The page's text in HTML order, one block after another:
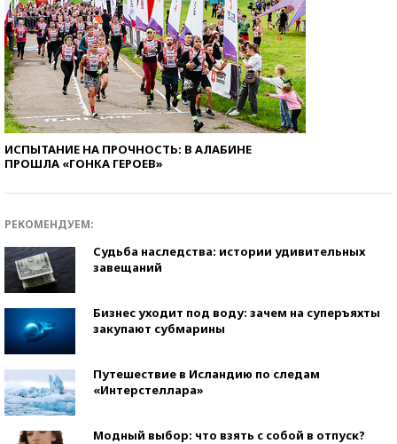
ИСПЫТАНИЕ НА ПРОЧНОСТЬ: В АЛАБИНЕ
ПРОШЛА «ГОНКА ГЕРОЕВ»
РЕКОМЕНДУЕМ:
Судьба наследства: истории удивительных
завещаний
Бизнес уходит под воду: зачем на суперъяхты
закупают субмарины
Путешествие в Исландию по следам
«Интерстеллара»
Модный выбор: что взять с собой в отпуск?